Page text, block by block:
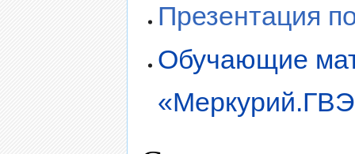
Презентация
Обучающие